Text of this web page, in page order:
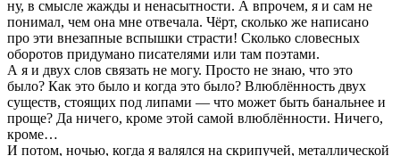
ну, в смысле жажды и ненасытности. А впрочем, я и сам не
понимал, чем она мне отвечала. Чёрт, сколько же написано
про эти внезапные вспышки страсти! Сколько словесных
оборотов придумано писателями или там поэтами.
А я и двух слов связать не могу. Просто не знаю, что это
было? Как это было и когда это было? Влюблённость двух
существ, стоящих под липами — что может быть банальнее и
проще? Да ничего, кроме этой самой влюблённости. Ничего,
кроме…
И потом, ночью, когда я валялся на скрипучей, металлической